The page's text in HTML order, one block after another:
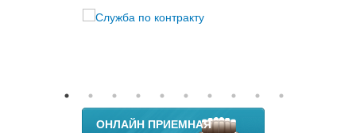
ОНЛАЙН ПРИЕМНАЯ